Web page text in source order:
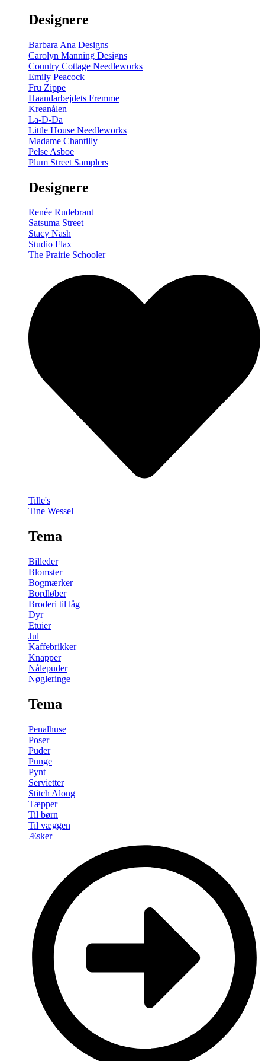
Designere
Barbara Ana Designs
Carolyn Manning Designs
Country Cottage Needleworks
Emily Peacock
Fru Zippe
Haandarbejdets Fremme
Kreanålen
La-D-Da
Little House Needleworks
Madame Chantilly
Pelse Asboe
Plum Street Samplers
Designere
Renée Rudebrant
Satsuma Street
Stacy Nash
Studio Flax
The Prairie Schooler
Tille's
Tine Wessel
Tema
Billeder
Blomster
Bogmærker
Bordløber
Broderi til låg
Dyr
Etuier
Jul
Kaffebrikker
Knapper
Nålepuder
Nøgleringe
Tema
Penalhuse
Poser
Puder
Punge
Pynt
Servietter
Stitch Along
Tæpper
Til børn
Til væggen
Æsker